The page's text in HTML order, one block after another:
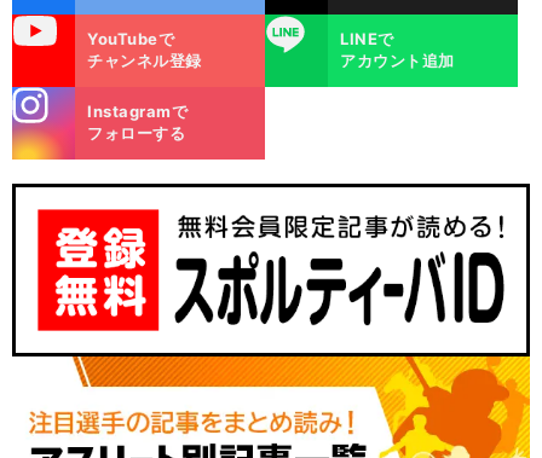
YouTubeで
チャンネル登録
LINE
LINEで
アカウント追加
m
Instagramで
フォローする